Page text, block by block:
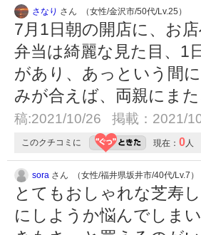
さなり さん （女性/金沢市/50代/Lv.25）
7月1日朝の開店に、お
弁当は綺麗な見た目、1
があり、あっという間
みが合えば、両親にま
稿:2021/10/26 掲載：2021/
このクチコミに 現在： 0人
sora さん （女性/福井県坂井市/40代/Lv.7）
とてもおしゃれな芝寿
にしようか悩んでしま